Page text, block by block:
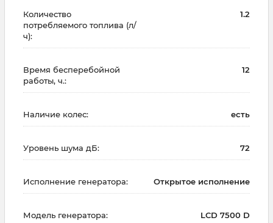
Количество
потребляемого топлива (л/
ч):
1.2
Время бесперебойной
работы, ч.:
12
Наличие колес: есть
Уровень шума дБ: 72
Исполнение генератора: Открытое исполнение
Модель генератора: LCD 7500 D